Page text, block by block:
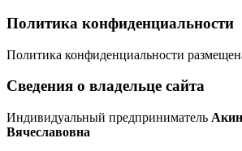
Политика конфиденциальности
Политика конфиденциальности
Сведения о владельце сайта
Индивидуальный предприниматель
Вячеславовна